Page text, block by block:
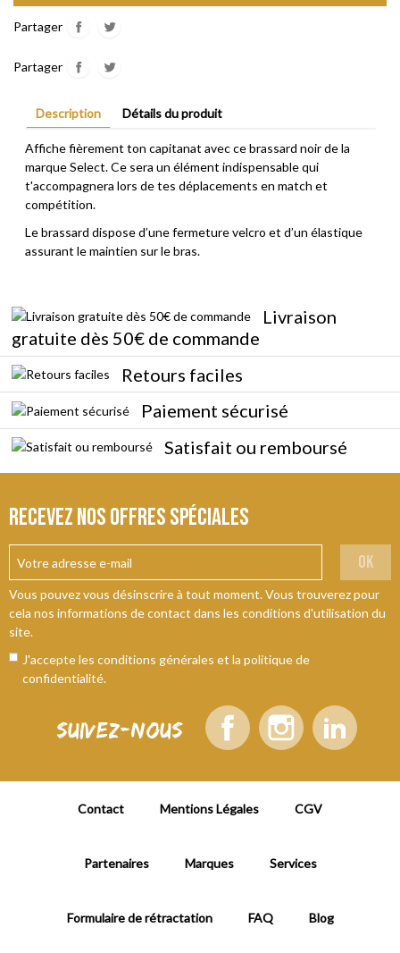
Partager
Partager
Description Détails du produit
Affiche fièrement ton capitanat avec ce brassard noir de la
marque Select. Ce sera un élément indispensable qui
t'accompagnera lors de tes déplacements en match et
compétition.
Le brassard dispose d’une fermeture velcro et d’un élastique
assurant le maintien sur le bras.
Livraison
gratuite dès 50€ de commande
Retours faciles
Paiement sécurisé
Satisfait ou remboursé
Recevez nos offres spéciales
ok
Vous pouvez vous désinscrire à tout moment. Vous trouverez pour
cela nos informations de contact dans les conditions d'utilisation du
site.
J'accepte les conditions générales et la politique de
confidentialité.
Suivez-nous
Contact Mentions Légales CGV
Partenaires Marques Services
Formulaire de rétractation FAQ Blog